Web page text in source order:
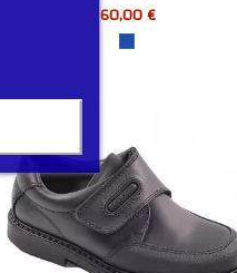
60,00 €